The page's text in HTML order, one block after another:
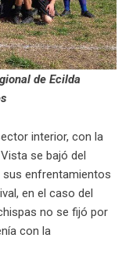
de Ecilda
interior, con la
se bajó del
enfrentamientos
en el caso del
no se fijó por
con la